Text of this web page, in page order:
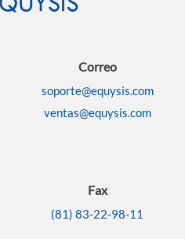
Correo
soporte@equysis.com
ventas@equysis.com
Fax
(81) 83-22-98-11